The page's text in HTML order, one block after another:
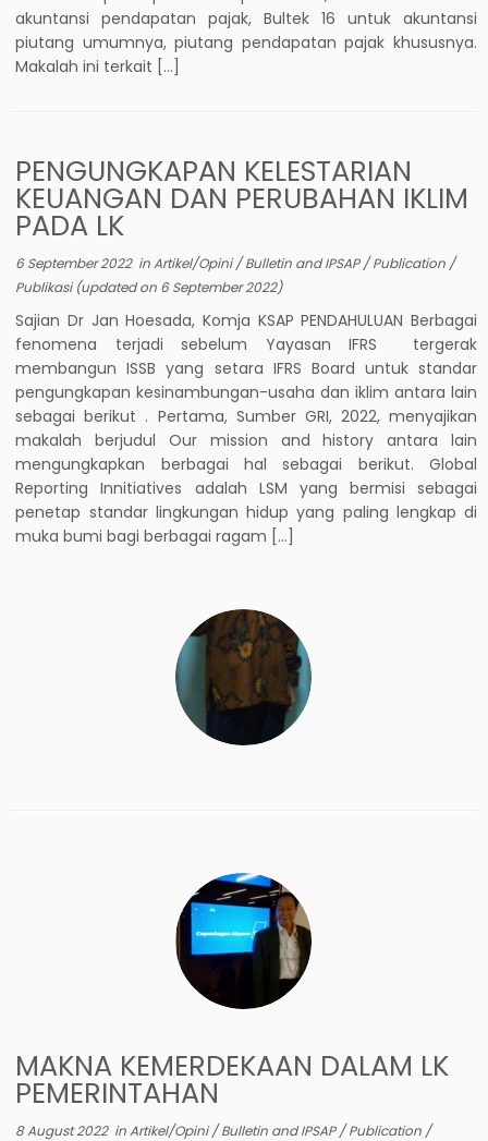
akuntansi pendapatan pajak, Bultek 16 untuk akuntansi
piutang umumnya, piutang pendapatan pajak khususnya.
Makalah ini terkait […]
PENGUNGKAPAN KELESTARIAN
KEUANGAN DAN PERUBAHAN IKLIM
PADA LK
6 September 2022inArtikel/Opini/Bulletin and IPSAP/Publication /
Publikasi(updated on 6 September 2022)
Sajian Dr Jan Hoesada, Komja KSAP PENDAHULUAN Berbagai
fenomena terjadi sebelum Yayasan IFRS tergerak
membangun ISSB yang setara IFRS Board untuk standar
pengungkapan kesinambungan-usaha dan iklim antara lain
sebagai berikut . Pertama, Sumber GRI, 2022, menyajikan
makalah berjudul Our mission and history antara lain
mengungkapkan berbagai hal sebagai berikut. Global
Reporting Innitiatives adalah LSM yang bermisi sebagai
penetap standar lingkungan hidup yang paling lengkap di
muka bumi bagi berbagai ragam […]
MAKNA KEMERDEKAAN DALAM LK
PEMERINTAHAN
8 August 2022inArtikel/Opini/Bulletin and IPSAP/Publication /